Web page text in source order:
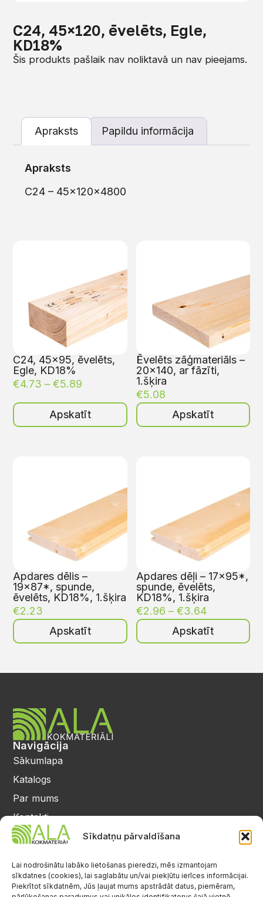
Sīkdatņu pārvaldīšana
Lai nodrošinātu labāko lietošanas pieredzi, mēs izmantojam
sīkdatnes (cookies), lai saglabātu un/vai piekļūtu ierīces informācijai.
Piekrītot sīkdatnēm, Jūs ļaujat mums apstrādāt datus, piemēram,
C24, 45×120, ēvelēts, Egle,
KD18%
Šis produkts pašlaik nav noliktavā un nav pieejams.
Apraksts Papildu informācija
Apraksts
C24 – 45x120x4800
C24, 45×95, ēvelēts,
Egle, KD18%
€4.73 – €5.89
Apskatīt
Ēvelēts zāģmateriāls –
20×140, ar fāzīti,
1.šķira
€5.08
Apskatīt
Apdares dēlis –
19×87*, spunde,
ēvelēts, KD18%, 1.šķira
€2.23
Apskatīt
Apdares dēļi – 17×95*,
spunde, ēvelēts,
KD18%, 1.šķira
€2.96 – €3.64
Apskatīt
Navigācija
Sākumlapa
Katalogs
Par mums
Kontakti
Privātuma politika
25 64 17 98
info@alalignea.lv